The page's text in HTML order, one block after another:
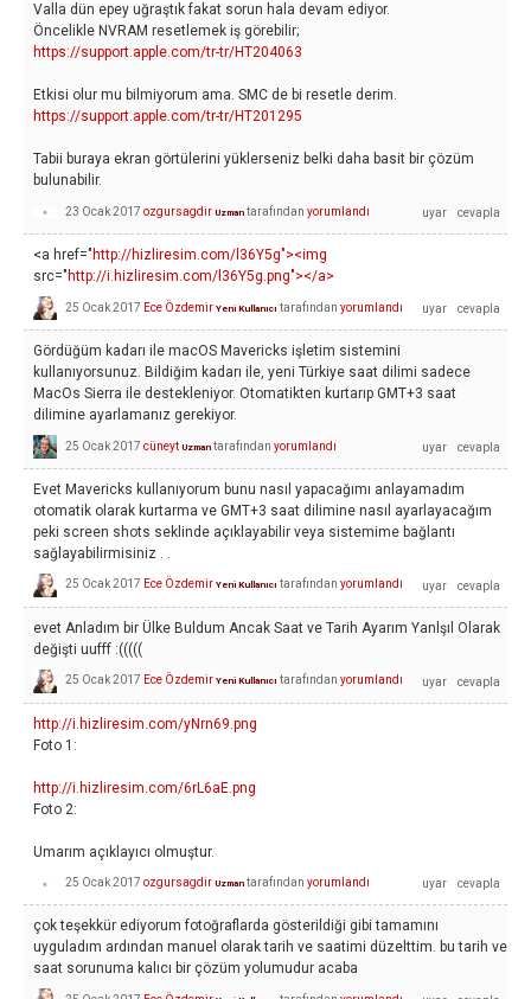
Valla dün epey uğraştık fakat sorun hala devam ediyor.
Öncelikle NVRAM resetlemek iş görebilir;
https://support.apple.com/tr-tr/HT204063
Etkisi olur mu bilmiyorum ama. SMC de bi resetle derim.
https://support.apple.com/tr-tr/HT201295
Tabii buraya ekran görtülerini yüklerseniz belki daha basit bir çözüm
bulunabilir.
23 Ocak 2017 ozgursagdir Uzman tarafından yorumlandı
<a href=" http://hizliresim.com/l36Y5g"><img
src=" http://i.hizliresim.com/l36Y5g.png"></a>
25 Ocak 2017 Ece Özdemir Yeni Kullanıcı tarafından yorumlandı
Gördüğüm kadarı ile macOS Mavericks işletim sistemini
kullanıyorsunuz. Bildiğim kadarı ile, yeni Türkiye saat dilimi sadece
MacOs Sierra ile destekleniyor. Otomatikten kurtarıp GMT+3 saat
dilimine ayarlamanız gerekiyor.
25 Ocak 2017 cüneyt Uzman tarafından yorumlandı
Evet Mavericks kullanıyorum bunu nasıl yapacağımı anlayamadım
otomatik olarak kurtarma ve GMT+3 saat dilimine nasıl ayarlayacağım
peki screen shots seklinde açıklayabilir veya sistemime bağlantı
sağlayabilirmisiniz . .
25 Ocak 2017 Ece Özdemir Yeni Kullanıcı tarafından yorumlandı
evet Anladım bir Ülke Buldum Ancak Saat ve Tarih Ayarım Yanlşıl Olarak
değişti uufff :(((((
25 Ocak 2017 Ece Özdemir Yeni Kullanıcı tarafından yorumlandı
http://i.hizliresim.com/yNrn69.png
Foto 1:
http://i.hizliresim.com/6rL6aE.png
Foto 2:
Umarım açıklayıcı olmuştur.
25 Ocak 2017 ozgursagdir Uzman tarafından yorumlandı
çok teşekkür ediyorum fotoğraflarda gösterildiği gibi tamamını
uyguladım ardından manuel olarak tarih ve saatimi düzelttim. bu tarih ve
saat sorunuma kalıcı bir çözüm yolumudur acaba